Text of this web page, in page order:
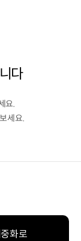
다
요.
세요.
화로